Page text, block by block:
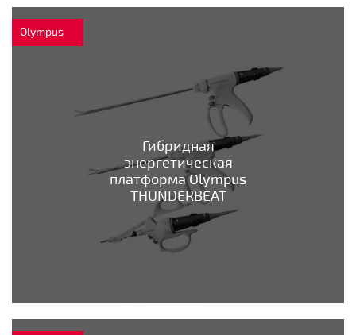
Olympus
Гибридная
энергетическая
платформа Olympus
THUNDERBEAT